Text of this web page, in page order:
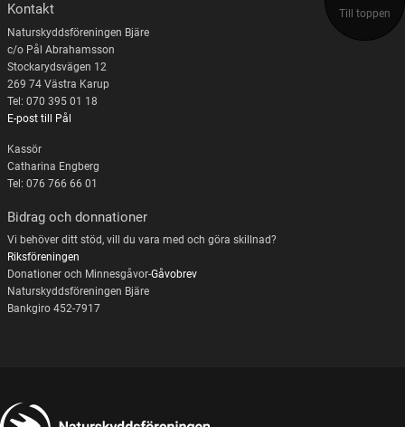
Till toppen
Kontakt
Naturskyddsföreningen Bjäre
c/o Pål Abrahamsson
Stockarydsvägen 12
269 74 Västra Karup
Tel: 070 395 01 18
E-post till Pål
Kassör
Catharina Engberg
Tel: 076 766 66 01
Bidrag och donnationer
Vi behöver ditt stöd, vill du vara med och göra skillnad?
Riksföreningen
Donationer och Minnesgåvor-Gåvobrev
Naturskyddsföreningen Bjäre
Bankgiro 452-7917